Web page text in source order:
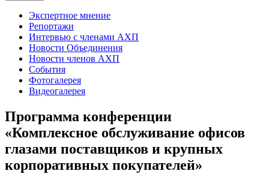
Экспертное мнение
Репортажи
Интервью с членами АХП
Новости Объединения
Новости членов АХП
События
Фотогалерея
Видеогалерея
Программа конференции
«Комплексное обслуживание офисов
глазами поставщиков и крупных
корпоративных покупателей»